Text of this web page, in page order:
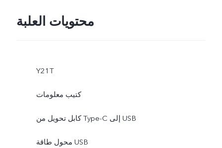
محتويات العلبة
Y21T
كتيب معلومات
كابل تحويل من Type-C إلى USB
محول طاقة USB